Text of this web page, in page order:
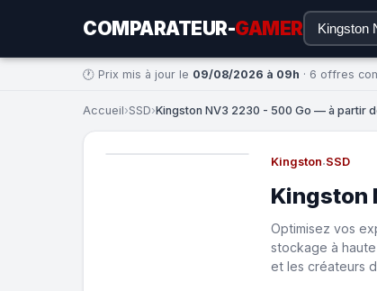
COMPARATEUR-GAMER
🕐 Prix mis à jour le 09/08/2026 à 09h · 6 offres
Accueil›SSD›Kingston NV3 2230 - 500 Go — à partir
Kingston·SSD
Kingston
Optimisez vos
stockage à
et les créateurs